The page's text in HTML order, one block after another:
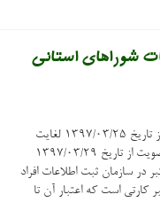
انتخابات شوراهای استانی
سامانه ثبت‌نام عضویت برای داوطلبان عضویت در سازمان از تاریخ ۱۳۹۷/۰۳/۲۵ لغایت
۱۳۹۷/۰۴/۰۱ غیرفعال می‌باشد. سامانه تمدید و انتقال عضویت از تاریخ ۱۳۹۷/۰۳/۲۹
معتبر در سازمان ثبت اطلاعات افراد
است که اعتبار آن تا